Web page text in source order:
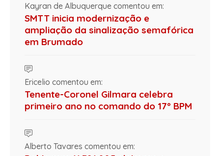
Kayran de Albuquerque comentou em:
SMTT inicia modernização e
ampliação da sinalização semafórica
em Brumado
Ericelio comentou em:
Tenente-Coronel Gilmara celebra
primeiro ano no comando do 17º BPM
Alberto Tavares comentou em: